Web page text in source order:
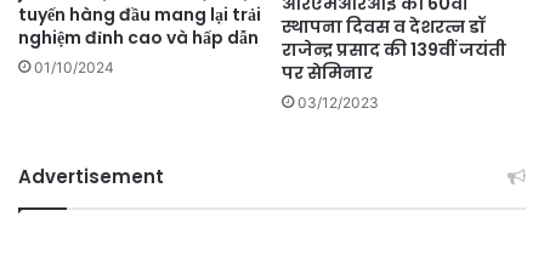
tuyến hàng đầu mang lại trải
nghiệm đỉnh cao và hấp dẫn
01/10/2024
स्थापना दिवस व देशरत्न डॉ
राजेन्द्र प्रसाद की 139वीं जयंती
पर सेमिनार
03/12/2023
Advertisement